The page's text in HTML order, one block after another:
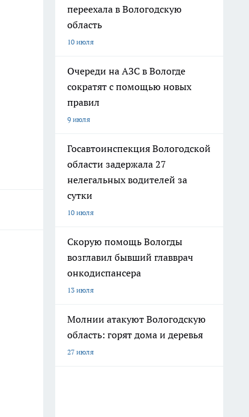
переехала в Вологодскую
область
10 июля
Очереди на АЗС в Вологде
сократят с помощью новых
правил
9 июля
Госавтоинспекция Вологодской
области задержала 27
нелегальных водителей за
сутки
10 июля
Скорую помощь Вологды
возглавил бывший главврач
онкодиспансера
13 июля
Молнии атакуют Вологодскую
область: горят дома и деревья
27 июля